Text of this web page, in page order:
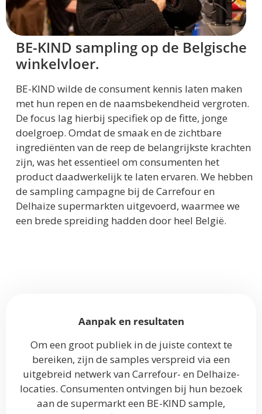
BE-KIND sampling op de Belgische
winkelvloer.
BE-KIND wilde de consument kennis laten maken
met hun repen en de naamsbekendheid vergroten.
De focus lag hierbij specifiek op de fitte, jonge
doelgroep. Omdat de smaak en de zichtbare
ingrediënten van de reep de belangrijkste krachten
zijn, was het essentieel om consumenten het
product daadwerkelijk te laten ervaren. We hebben
de sampling campagne bij de Carrefour en
Delhaize supermarkten uitgevoerd, waarmee we
een brede spreiding hadden door heel België.
Aanpak en resultaten
Om een groot publiek in de juiste context te
bereiken, zijn de samples verspreid via een
uitgebreid netwerk van Carrefour- en Delhaize-
locaties. Consumenten ontvingen bij hun bezoek
aan de supermarkt een BE-KIND sample,